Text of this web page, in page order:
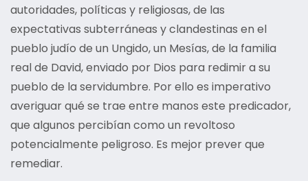
autoridades, políticas y religiosas, de las
expectativas subterráneas y clandestinas en el
pueblo judío de un Ungido, un Mesías, de la familia
real de David, enviado por Dios para redimir a su
pueblo de la servidumbre. Por ello es imperativo
averiguar qué se trae entre manos este predicador,
que algunos percibían como un revoltoso
potencialmente peligroso. Es mejor prever que
remediar.